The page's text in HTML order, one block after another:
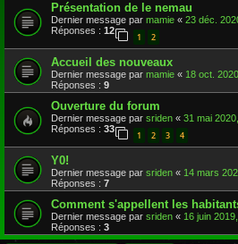
Présentation de le nemau
Dernier message par mamie « 23 déc.
Réponses : 12
1 2
Accueil des nouveaux
Dernier message par mamie « 18 oct.
Réponses : 9
Ouverture du forum
Dernier message par sriden « 31 mai
Réponses : 33
1 2 3 4
Y0!
Dernier message par sriden « 14 mars
Réponses : 7
Comment s'appellent les
Dernier message par sriden « 16 juin
Réponses : 3